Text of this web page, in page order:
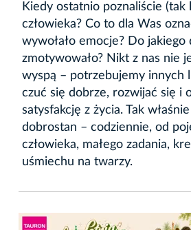
Kiedy ostatnio poznaliście (tak
człowieka? Co to dla Was
wywołało emocje? Do jakiego
zmotywowało? Nikt z nas nie
wyspą – potrzebujemy innych
czuć się dobrze, rozwijać się i
satysfakcję z życia. Tak
dobrostan – codziennie, od
człowieka, małego zadania,
uśmiechu na twarzy.